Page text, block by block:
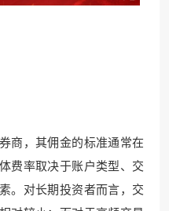
商，其佣金的标准通常在
费率取决于账户类型、交
。对长期投资者而言，交